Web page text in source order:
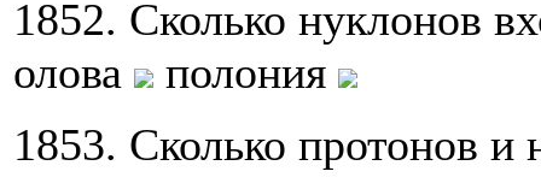
1852. Сколько нуклонов
олова
полония
1853. Сколько протонов и